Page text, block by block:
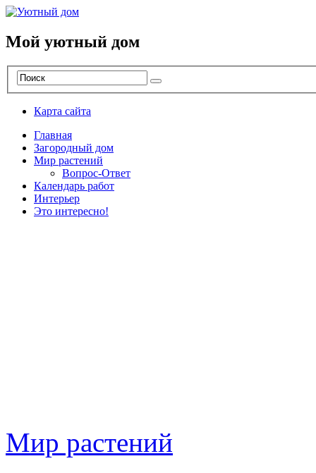
Мой уютный дом
Карта сайта
Главная
Загородный дом
Мир растений
Вопрос-Ответ
Календарь работ
Интерьер
Это интересно!
Мир растений